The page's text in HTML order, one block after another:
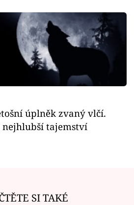
úplněk zvaný vlčí.
nejhlubší tajemství
SI TAKÉ